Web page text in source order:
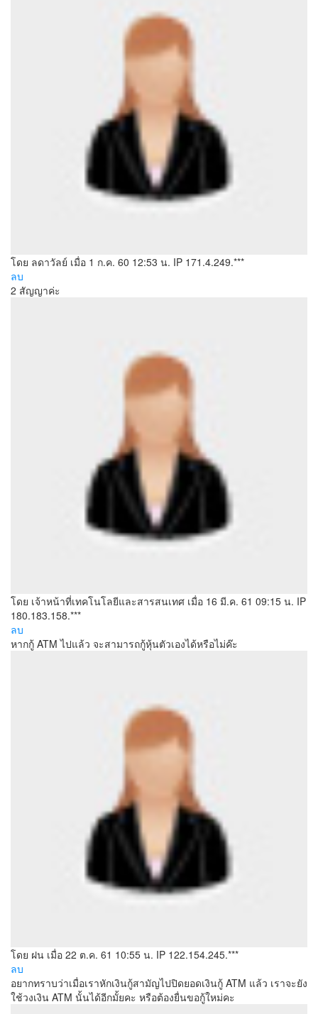
โดย ลดาวัลย์ เมื่อ 1 ก.ค. 60 12:53 น. IP 171.4.249.***
ลบ
2 สัญญาค่ะ
โดย เจ้าหน้าที่เทคโนโลยีและสารสนเทศ เมื่อ 16 มี.ค. 61 09:15 น. IP
180.183.158.***
ลบ
หากกู้ ATM ไปแล้ว จะสามารถกู้หุ้นตัวเองได้หรือไม่ค๊ะ
โดย ฝน เมื่อ 22 ต.ค. 61 10:55 น. IP 122.154.245.***
ลบ
อยากทราบว่าเมื่อเราหักเงินกู้สามัญไปปิดยอดเงินกู้ ATM แล้ว เราจะยัง
ใช้วงเงิน ATM นั้นได้อีกมั้ยคะ หรือต้องยื่นขอกู้ใหม่คะ